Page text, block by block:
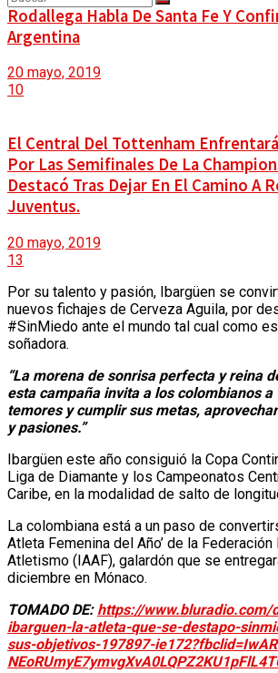
CULTURA Y DIVERSIDAD
EVENTOS
CALENDARIO
HISTORIAS Y PUEBLOS
TIGO RADIO
CONTACTO
Sin resultados
Ver todos los resultados
Rodallega Habla De Santa Fe Y
Argentina
20 mayo, 2019
10
El Central Del Tottenham Enfrentará
Por Las Semifinales De La
Destacó Tras Dejar En El Camino A
Juventus.
20 mayo, 2019
13
Por su talento y pasión, Ibargüen se
nuevos fichajes de Cerveza Aguila, por
#SinMiedo ante el mundo tal cual como
soñadora.
“La morena de sonrisa perfecta y reina
esta campaña invita a los colombianos a
temores y cumplir sus metas,
y pasiones.”
Ibargüen este año consiguió la Copa
Liga de Diamante y los Campeonatos
Caribe, en la modalidad de salto de
La colombiana está a un paso de
Atleta Femenina del Año’ de la
Atletismo (IAAF), galardón que se
diciembre en Mónaco.
TOMADO DE: https://www.bluradio.com/
ibarguen-la-atleta-que-se-destapo-
sus-objetivos-197897-